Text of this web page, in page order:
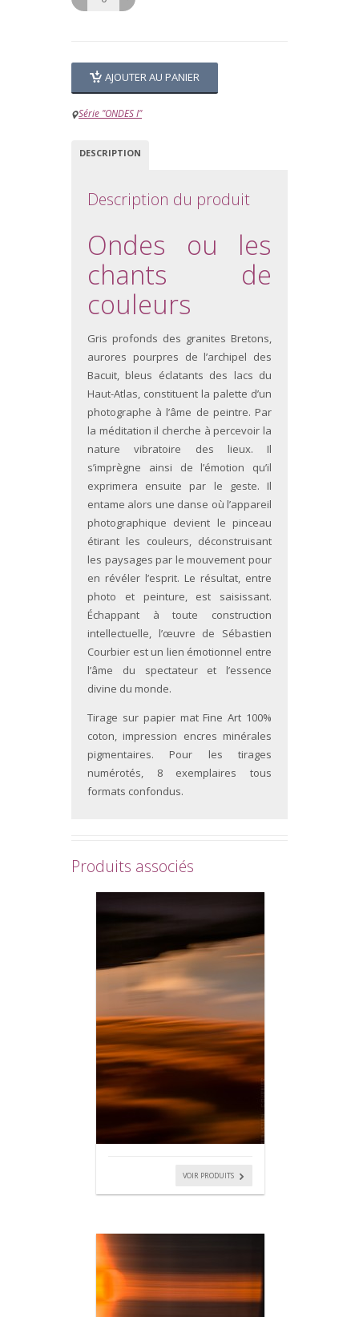
AJOUTER AU PANIER
Série "ONDES I"
DESCRIPTION
Description du produit
Ondes ou les
chants de
couleurs
Gris profonds des granites Bretons,
aurores pourpres de l’archipel des
Bacuit, bleus éclatants des lacs du
Haut-Atlas, constituent la palette d’un
photographe à l’âme de peintre. Par
la méditation il cherche à percevoir la
nature vibratoire des lieux. Il
s’imprègne ainsi de l’émotion qu’il
exprimera ensuite par le geste. Il
entame alors une danse où l’appareil
photographique devient le pinceau
étirant les couleurs, déconstruisant
les paysages par le mouvement pour
en révéler l’esprit. Le résultat, entre
photo et peinture, est saisissant.
Échappant à toute construction
intellectuelle, l’œuvre de Sébastien
Courbier est un lien émotionnel entre
l’âme du spectateur et l’essence
divine du monde.
Tirage sur papier mat Fine Art 100%
coton, impression encres minérales
pigmentaires. Pour les tirages
numérotés, 8 exemplaires tous
formats confondus.
Produits associés
VOIR PRODUITS